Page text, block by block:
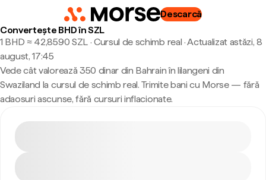
Descarcă
Convertește BHD în SZL
1 BHD ≈ 42,8590 SZL · Cursul de schimb real ·Actualizat astăzi, 8
august, 17:45
Vede cât valorează 350 dinar din Bahrain în lilangeni din
Swaziland la cursul de schimb real. Trimite bani cu Morse — fără
adaosuri ascunse, fără cursuri inflacionate.